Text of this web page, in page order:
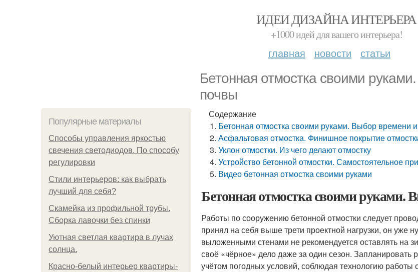
ИДЕИ ДИЗАЙНА ИНТЕРЬЕРА
+1000 идей для вашего интерьера!
главная новости статьи
Бетонная отмостка своими
почвы
Популярные материалы
Способы управления яркостью
свечения светодиодов. По способу
регулировки
Стили интерьеров: как выбрать
лучший для себя?
Скамейка из профильной трубы.
Сборка лавочки без спинки
Уютная светлая квартира в лучах
солнца.
Красно-белый интерьер квартиры-
Содержание
Бетонная отмостка своими руками. Выбор времени
Асфальтовая отмостка. Финишное покрытие
Уклон отмостки. Из чего делают отмостку
Устройство бетонной отмостки. Самостоятельное
Видео бетонная отмостка своими руками
Бетонная отмостка своими руками.
Работы по сооружению бетонной отмостки следует
принял на себя выше трети проектной нагрузки, он уже
выложенными стенами не рекомендуется оставлять на
своё «чёрное» дело даже за один сезон.
учётом погодных условий, соблюдая технологию работы